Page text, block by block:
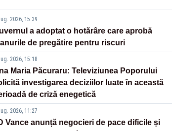
2026, 15:39
a adoptat o hotărâre care aprobă
de pregătire pentru riscuri
2026, 15:18
Maria Păcuraru: Televiziunea Poporului
investigarea deciziilor luate în această
de criză enegetică
2026, 11:27
Vance anunță negocieri de pace dificile și